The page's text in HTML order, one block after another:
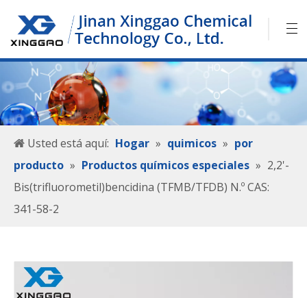
Usted está aquí: Hogar » quimicos » por
producto » Productos químicos especiales » 2,2'-
Bis(trifluorometil)bencidina (TFMB/TFDB) N.º CAS:
341-58-2